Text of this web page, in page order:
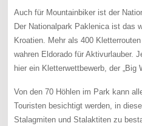
Auch für Mountainbiker ist der
Der Nationalpark Paklenica ist das
Kroatien. Mehr als 400
wahren Eldorado für Aktivurlauber.
hier ein Kletterwettbewerb, der „Big
Von den 70 Höhlen im Park kann
Touristen besichtigt werden, in
Stalagmiten und Stalaktiten zu